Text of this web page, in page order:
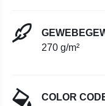
270 g/m²
COLOR